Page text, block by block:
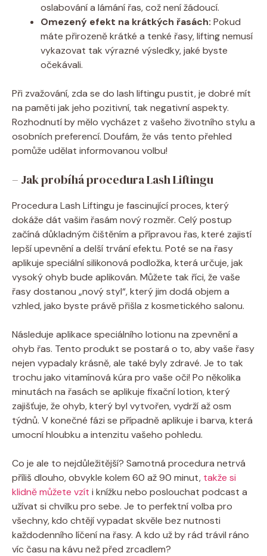
oslabování a lámání řas, což není žádoucí.
Omezený efekt na krátkých řasách: Pokud
máte přirozeně krátké a tenké řasy, lifting nemusí
vykazovat tak výrazné výsledky, jaké byste
očekávali.
Při zvažování, zda se do lash liftingu pustit, je dobré mít
na paměti jak jeho pozitivní, tak negativní aspekty.
Rozhodnutí by mělo vycházet z vašeho životního stylu a
osobních preferencí. Doufám, že vás tento přehled
pomůže udělat informovanou volbu!
– Jak probíhá procedura Lash Liftingu
Procedura Lash Liftingu je fascinující proces, který
dokáže dát vašim řasám nový rozměr. Celý postup
začíná důkladným čištěním a přípravou řas, které zajistí
lepší upevnění a delší trvání efektu. Poté se na řasy
aplikuje speciální silikonová podložka, která určuje, jak
vysoký ohyb bude aplikován. Můžete tak říci, že vaše
řasy dostanou „nový styl“, který jim dodá objem a
vzhled, jako byste právě přišla z kosmetického salonu.
Následuje aplikace speciálního lotionu na zpevnění a
ohyb řas. Tento produkt se postará o to, aby vaše řasy
nejen vypadaly krásně, ale také byly zdravé. Je to tak
trochu jako vitamínová kúra pro vaše oči! Po několika
minutách na řasách se aplikuje fixační lotion, který
zajišťuje, že ohyb, který byl vytvořen, vydrží až osm
týdnů. V konečné fázi se případně aplikuje i barva, která
umocní hloubku a intenzitu vašeho pohledu.
Co je ale to nejdůležitější? Samotná procedura netrvá
příliš dlouho, obvykle kolem 60 až 90 minut, takže si
klidně můžete vzít i knížku nebo poslouchat podcast a
užívat si chvilku pro sebe. Je to perfektní volba pro
všechny, kdo chtějí vypadat skvěle bez nutnosti
každodenního líčení na řasy. A kdo už by rád trávil ráno
víc času na kávu než před zrcadlem?